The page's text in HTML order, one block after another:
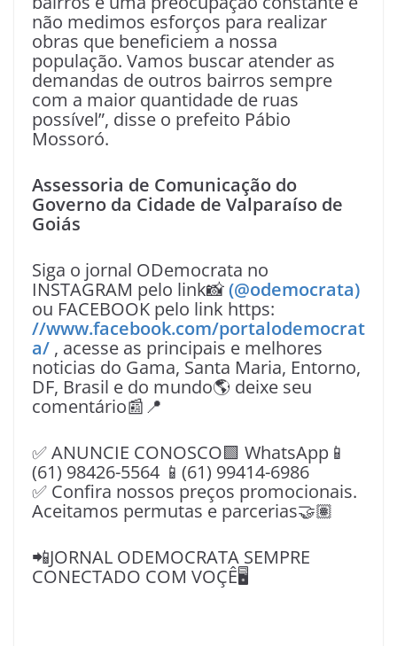
não medimos esforços para realizar
obras que beneficiem a nossa
população. Vamos buscar atender as
demandas de outros bairros sempre
com a maior quantidade de ruas
possível”, disse o prefeito Pábio
Mossoró.
Assessoria de Comunicação do
Governo da Cidade de Valparaíso de
Goiás
Siga o jornal ODemocrata no
INSTAGRAM pelo link📸(@odemocrata)
ou FACEBOOK pelo link https:
//www.facebook.com/portalodemocrat
a/ , acesse as principais e melhores
noticias do Gama, Santa Maria, Entorno,
DF, Brasil e do mundo🌎 deixe seu
comentário📰📍
✅ ANUNCIE CONOSCO🟩 WhatsApp📱
(61) 98426-5564 📱(61) 99414-6986
✅ Confira nossos preços promocionais.
Aceitamos permutas e parcerias🤝🏽
📲JORNAL ODEMOCRATA SEMPRE
CONECTADO COM VOÇÊ🖥️